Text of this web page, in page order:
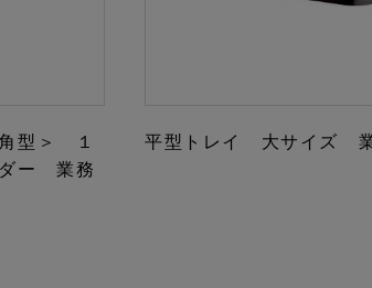
型＞ １
ダー 業務
平型トレイ 大サイズ